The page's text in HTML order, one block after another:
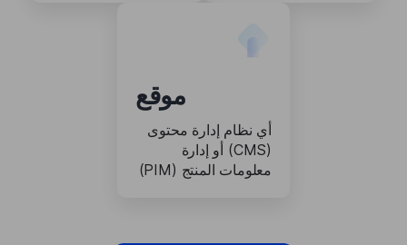
موقع
أي نظام إدارة محتوى
(CMS) أو إدارة
معلومات المنتج (PIM)